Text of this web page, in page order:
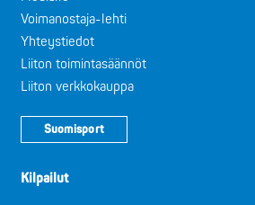
Voimanostaja-lehti
Yhteystiedot
Liiton toimintasäännöt
Liiton verkkokauppa
Suomisport
Kilpailut